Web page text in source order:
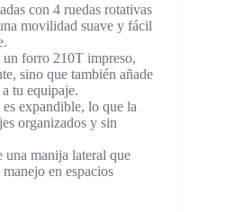
con 4 ruedas rotativas
movilidad suave y fácil
forro 210T impreso,
sino que también añade
tu equipaje.
expandible, lo que la
organizados y sin
manija lateral que
en espacios